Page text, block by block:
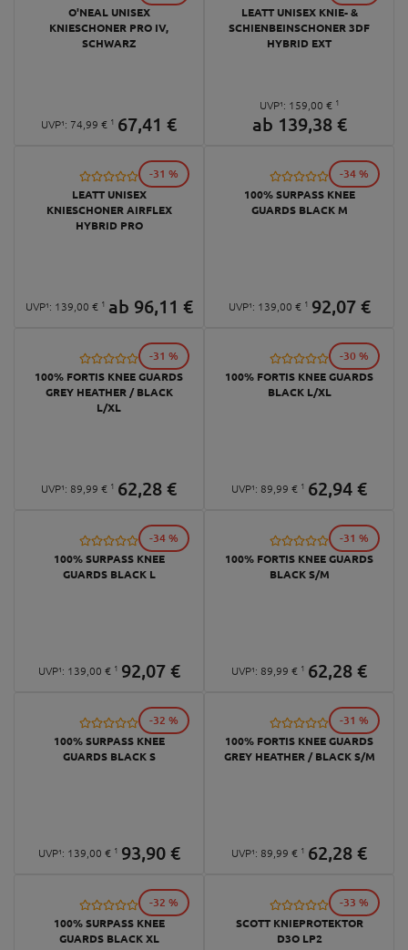
O'NEAL UNISEX
KNIESCHONER PRO IV,
SCHWARZ
UVP¹: 74, 99 € 1 67,41 €
LEATT UNISEX KNIE- &
SCHIENBEINSCHONER 3DF
HYBRID EXT
UVP¹: 159, 00 € 1
ab 139,38 €
LEATT UNISEX
KNIESCHONER AIRFLEX
HYBRID PRO
UVP¹: 139, 00 € 1 ab 96,11 €
-31 %
100% SURPASS KNEE
GUARDS BLACK M
UVP¹: 139, 00 € 1 92,07 €
-34 %
100% FORTIS KNEE GUARDS
GREY HEATHER / BLACK
L/XL
UVP¹: 89, 99 € 1 62,28€
-31 %
100% FORTIS KNEE GUARDS
BLACK L/XL
UVP¹: 89, 99 € 1 62,94€
-30 %
100% SURPASS KNEE
GUARDS BLACK L
UVP¹: 139, 00 € 1 92,07 €
-34 %
100% FORTIS KNEE GUARDS
BLACK S/M
UVP¹: 89, 99 € 1 62,28€
-31 %
100% SURPASS KNEE
GUARDS BLACK S
UVP¹: 139, 00 € 1 93,90 €
-32 %
100% FORTIS KNEE GUARDS
GREY HEATHER / BLACK S/M
UVP¹: 89, 99 € 1 62,28€
-31 %
100% SURPASS KNEE
GUARDS BLACK XL
-32 %
SCOTT KNIEPROTEKTOR
D3O LP2
-33 %